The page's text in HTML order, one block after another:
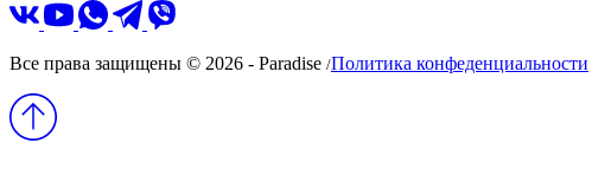
Все права защищены © 2026 - Paradise /Политика конфеденциальности